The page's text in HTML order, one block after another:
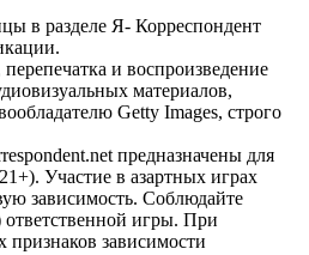
в разделе Я- Корреспондент
и воспроизведение
материалов,
Getty Images, строго
предназначены для
Участие в азартных играх
зависимость. Соблюдайте
игры. При
зависимости